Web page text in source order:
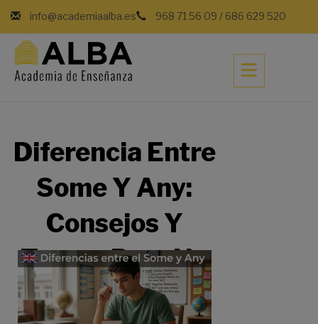
info@academiaalba.es 968 71 56 09 / 686 629 520
Diferencia Entre
Some Y Any:
Consejos Y
Trucos Para No
Fallar